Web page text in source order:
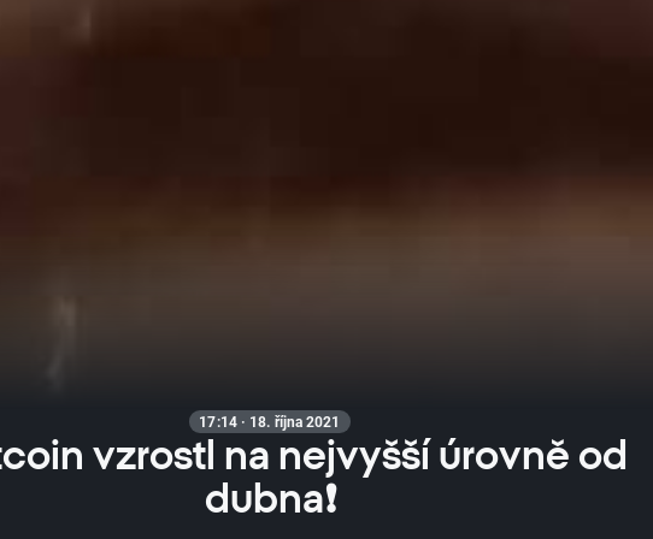
17:14 · 18. října 2021
vzrostl na nejvyšší úrovně od
dubna❗